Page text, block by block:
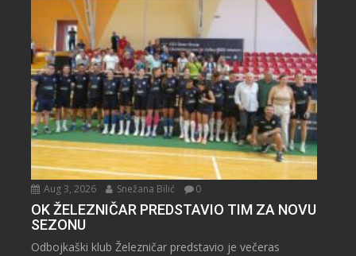
Aug 3, 2026 Snežana Bilić 0
OK ŽELEZNIČAR PREDSTAVIO TIM ZA NOVU
SEZONU
Odbojkaški klub Železničar predstavio je večeras